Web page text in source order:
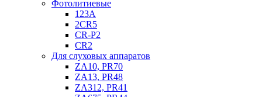
Фотолитиевые
123A
2CR5
CR-P2
CR2
Для слуховых аппаратов
ZA10, PR70
ZA13, PR48
ZA312, PR41